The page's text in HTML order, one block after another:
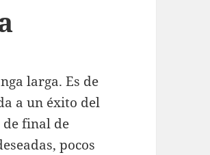
larga. Es de
a un éxito del
de final de
pocos